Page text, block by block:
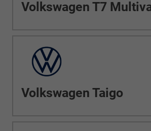
Volkswagen T7
Volkswagen Taigo